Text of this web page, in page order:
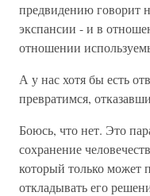
предвидению говорит
экспансии - и в
отношении
А у нас хотя бы есть
превратимся,
Боюсь, что нет. Это
сохранение
который только может
откладывать его